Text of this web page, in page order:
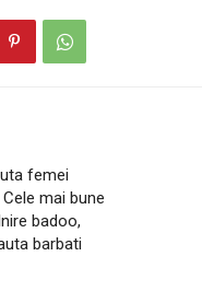
femei
mai bune
badoo,
barbati